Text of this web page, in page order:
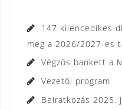
147 kilencedikes
meg a 2026/2027-es
Végzős bankett a
Vezetői program
Beiratkozás 2025.